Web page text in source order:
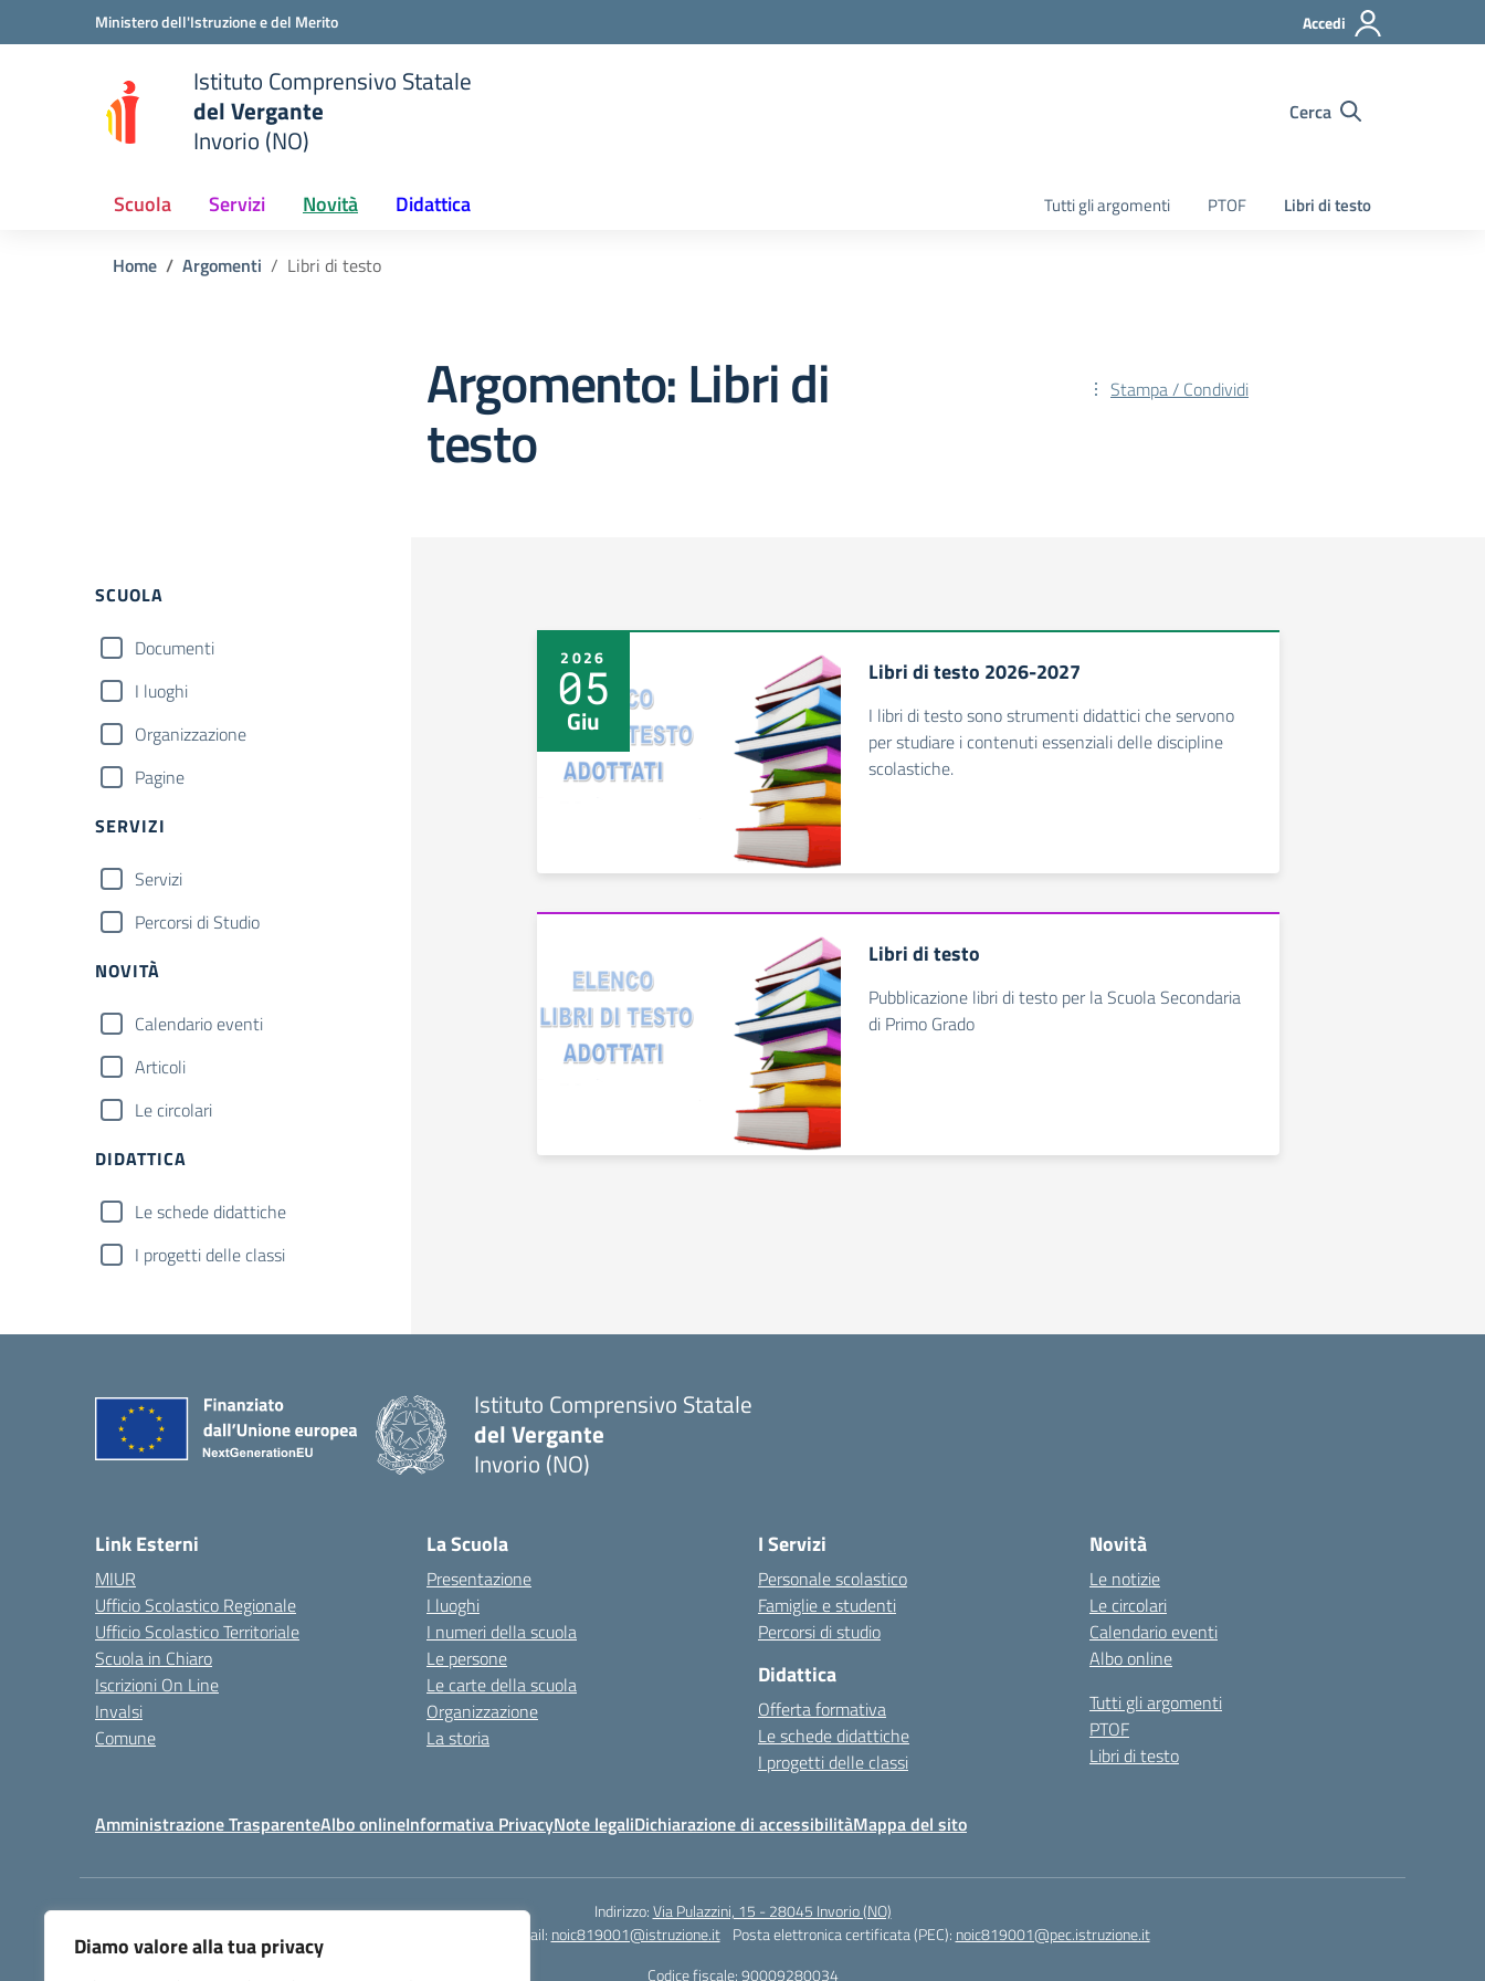
Diamo valore alla tua privacy
Vai ai contenuti
Vai al menu di navigazioneMinistero dell'Istruzione e del Merito Accedi
scuola
Istituto Comprensivo Statale
del Vergante
Invorio (NO)
Cerca
Scuola Servizi Novità Didattica Tutti gli argomenti PTOF Libri di testo
Home Argomenti Libri di testo
Argomento: Libri di
testo
Stampa / Condividi
Filtri
SCUOLA
Documenti
I luoghi
Organizzazione
Pagine
SERVIZI
Servizi
Percorsi di Studio
NOVITÀ
Calendario eventi
Articoli
Le circolari
DIDATTICA
Le schede didattiche
I progetti delle classi
2026
05
Giu
Libri di testo 2026-2027
I libri di testo sono strumenti didattici che servono
per studiare i contenuti essenziali delle discipline
scolastiche.
Libri di testo
Pubblicazione libri di testo per la Scuola Secondaria
di Primo Grado
Istituto Comprensivo Statale
del Vergante
Invorio (NO)
Link Esterni
MIUR
Ufficio Scolastico Regionale
Ufficio Scolastico Territoriale
Scuola in Chiaro
Iscrizioni On Line
Invalsi
Comune
La Scuola
Presentazione
I luoghi
I numeri della scuola
Le persone
Le carte della scuola
Organizzazione
La storia
I Servizi
Personale scolastico
Famiglie e studenti
Percorsi di studio
Didattica
Offerta formativa
Le schede didattiche
I progetti delle classi
Novità
Le notizie
Le circolari
Calendario eventi
Albo online
Tutti gli argomenti
PTOF
Libri di testo
Amministrazione TrasparenteAlbo onlineInformativa PrivacyNote legaliDichiarazione di accessibilitàMappa del sito
Indirizzo:Via Pulazzini, 15 - 28045 Invorio (NO)
Email: noic819001@istruzione.it Posta elettronica certificata (PEC): noic819001@pec.istruzione.it
Codice fiscale: 90009280034